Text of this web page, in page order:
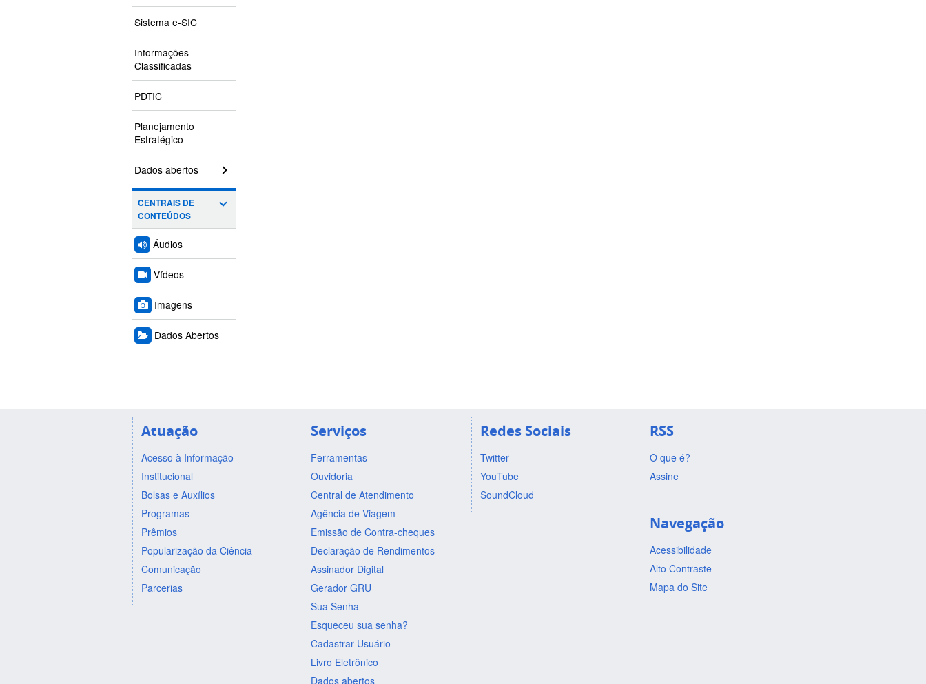
Sistema e-SIC
Informações
Classificadas
PDTIC
Planejamento
Estratégico
Dados abertos
CENTRAIS DE
CONTEÚDOS
Áudios
Vídeos
Imagens
Dados Abertos
Atuação
Acesso à Informação
Institucional
Bolsas e Auxílios
Programas
Prêmios
Popularização da Ciência
Comunicação
Parcerias
Serviços
Ferramentas
Ouvidoria
Central de Atendimento
Agência de Viagem
Emissão de Contra-cheques
Declaração de Rendimentos
Assinador Digital
Gerador GRU
Sua Senha
Esqueceu sua senha?
Cadastrar Usuário
Livro Eletrônico
Dados abertos
Redes Sociais
Twitter
YouTube
SoundCloud
RSS
O que é?
Assine
Navegação
Acessibilidade
Alto Contraste
Mapa do Site